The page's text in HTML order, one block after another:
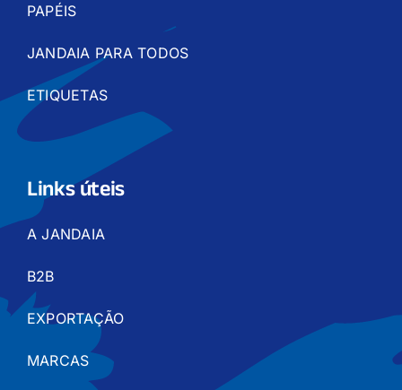
PAPÉIS
JANDAIA PARA TODOS
ETIQUETAS
Links úteis
A JANDAIA
B2B
EXPORTAÇÃO
MARCAS